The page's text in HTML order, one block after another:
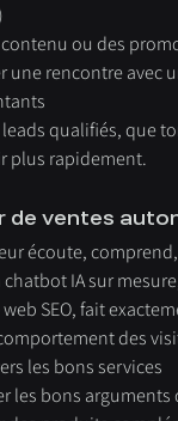
ou des
une rencontre avec
leads qualifiés, que
plus rapidement.
de ventes
écoute,
IA sur
SEO, fait
des
les bons services
les bons arguments